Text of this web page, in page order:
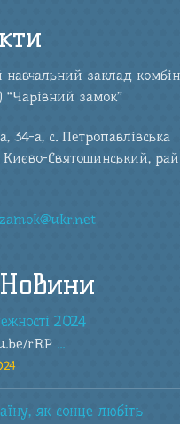
заклад
“Чарівний замок”
34-а, с. Петропавлівська
Києво-Святошинський,
2024
rRP ...
як сонце любіть